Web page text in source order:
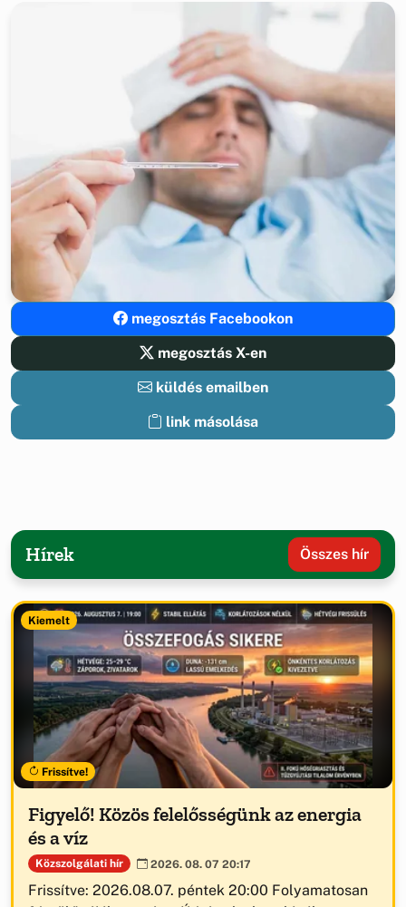
megosztás Facebookon
megosztás X-en
küldés emailben
link másolása
Hírek Összes hír
Kiemelt
Frissítve!
Figyelő! Közös felelősségünk az energia
és a víz
Közszolgálati hír 2026. 08. 07 20:17
Frissítve: 2026.08.07. péntek 20:00 Folyamatosan